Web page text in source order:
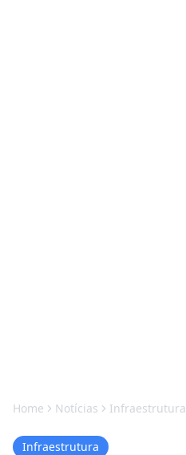
Home Notícias Infraestrutura
Infraestrutura